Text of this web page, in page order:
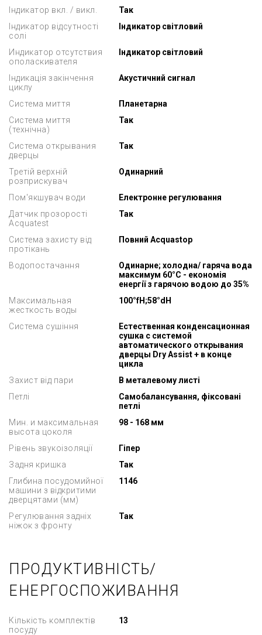
Індикатор вкл. / викл.
Так
Індикатор відсутності
солі
Індикатор світловий
Индикатор отсутствия
ополаскивателя
Індикатор світловий
Індикація закінчення
циклу
Акустичний сигнал
Система миття
Планетарна
Система миття
(технічна)
Так
Система открывания
дверцы
Так
Третій верхній
розприскувач
Одинарний
Пом'якшувач води
Електронне регулювання
Датчик прозорості
Aсquatest
Так
Система захисту від
протікань
Повний Acquastop
Водопостачання
Одинарне; холодна/ гаряча вода
максимум 60°C - економія
енергії з гарячою водою до 35%
Максимальная
жесткость воды
100°fH;58°dH
Система сушіння
Естественная конденсационная
сушка с системой
автоматического открывания
дверцы Dry Assist + в конце
цикла
Захист від пари
В металевому листі
Петлі
Самобалансування, фіксовані
петлі
Мин. и максимальная
высота цоколя
98 - 168 мм
Рівень звукоізоляції
Гіпер
Задня кришка
Так
Глибина посудомийної
машини з відкритими
дверцятами (мм)
1146
Регулювання задніх
ніжок з фронту
Так
ПРОДУКТИВНІСТЬ/
ЕНЕРГОСПОЖИВАННЯ
Кількість комплектів
посуду
13